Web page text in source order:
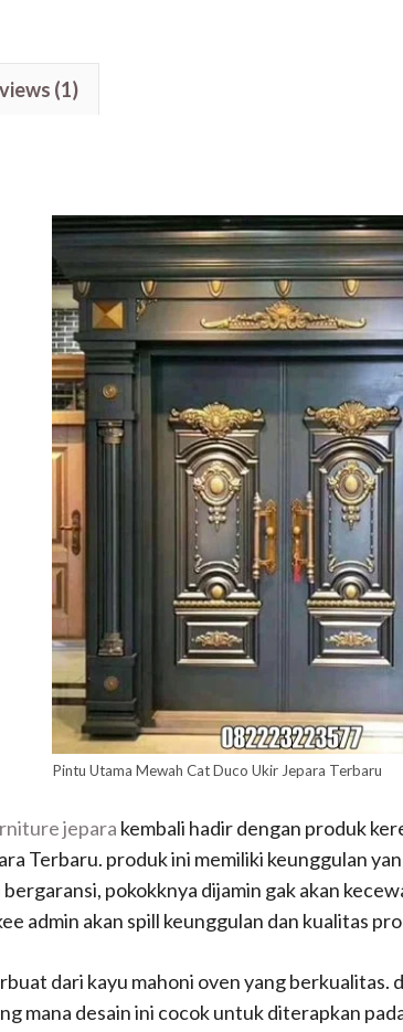
(1)
Pintu Utama Mewah Cat Duco Ukir Jepara Terbaru
jepara kembali hadir dengan produk
Terbaru. produk ini memiliki keunggulan
pokokknya dijamin gak akan
admin akan spill keunggulan dan kualitas
dari kayu mahoni oven yang
mana desain ini cocok untuk diterapkan